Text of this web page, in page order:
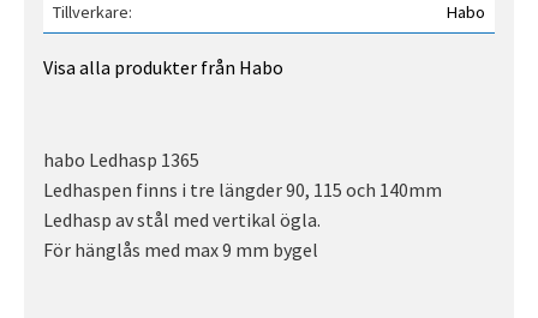
Tillverkare
Habo
Visa alla produkter från Habo
habo Ledhasp 1365
Ledhaspen finns i tre längder 90, 115 och 140mm
Ledhasp av stål med vertikal ögla.
För hänglås med max 9 mm bygel